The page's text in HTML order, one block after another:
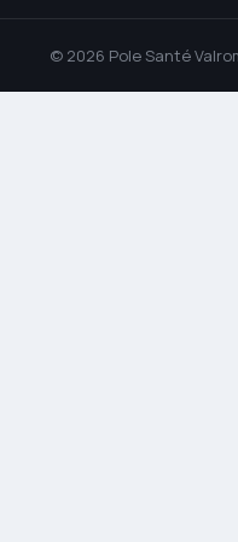
© 2026 Pole Santé